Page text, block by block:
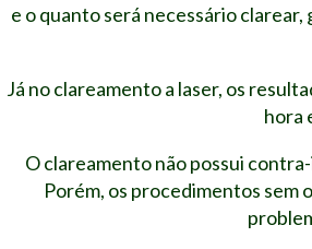
e o quanto será necessário
Já no clareamento a laser, os
hora
O clareamento não possui
Porém, os procedimentos sem